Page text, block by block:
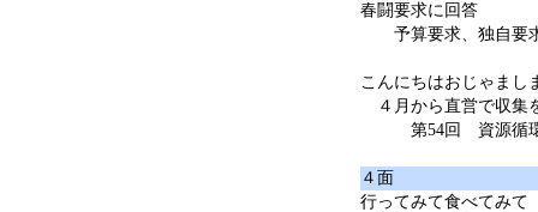
春闘要求に回答
予算要求、独自要
こんにちはおじゃまし
４月から直営で収集
第54回 資源循環
４面
行ってみて食べてみて